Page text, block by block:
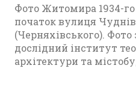
Фото Житомира 1934-го
початок вулиця
(Черняхівського). Фото
дослідний інститут
архітектури та